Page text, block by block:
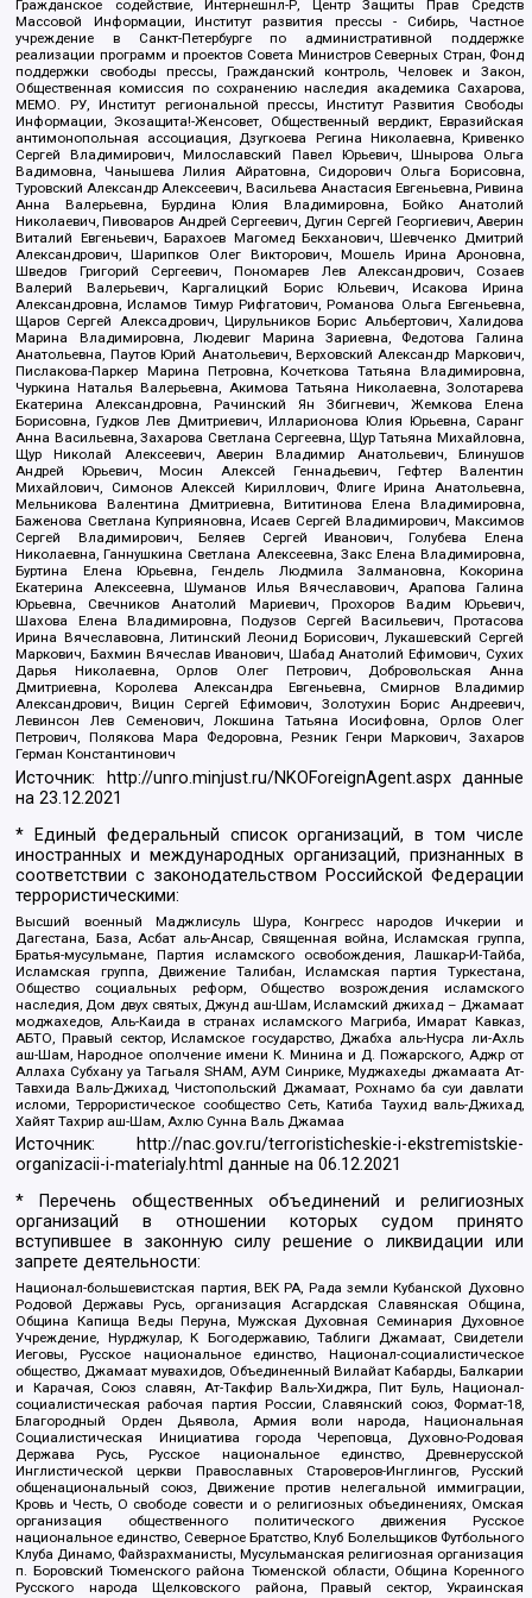
Гражданское содействие, Интернешнл-Р, Центр Защиты Прав Средств
Массовой Информации, Институт развития прессы - Сибирь, Частное
учреждение в Санкт-Петербурге по административной поддержке
реализации программ и проектов Совета Министров Северных Стран, Фонд
поддержки свободы прессы, Гражданский контроль, Человек и Закон,
Общественная комиссия по сохранению наследия академика Сахарова,
МЕМО. РУ, Институт региональной прессы, Институт Развития Свободы
Информации, Экозащита!-Женсовет, Общественный вердикт, Евразийская
антимонопольная ассоциация, Дзугкоева Регина Николаевна, Кривенко
Сергей Владимирович, Милославский Павел Юрьевич, Шнырова Ольга
Вадимовна, Чанышева Лилия Айратовна, Сидорович Ольга Борисовна,
Туровский Александр Алексеевич, Васильева Анастасия Евгеньевна, Ривина
Анна Валерьевна, Бурдина Юлия Владимировна, Бойко Анатолий
Николаевич, Пивоваров Андрей Сергеевич, Дугин Сергей Георгиевич, Аверин
Виталий Евгеньевич, Барахоев Магомед Бекханович, Шевченко Дмитрий
Александрович, Шарипков Олег Викторович, Мошель Ирина Ароновна,
Шведов Григорий Сергеевич, Пономарев Лев Александрович, Созаев
Валерий Валерьевич, Каргалицкий Борис Юльевич, Исакова Ирина
Александровна, Исламов Тимур Рифгатович, Романова Ольга Евгеньевна,
Щаров Сергей Алексадрович, Цирульников Борис Альбертович, Халидова
Марина Владимировна, Людевиг Марина Зариевна, Федотова Галина
Анатольевна, Паутов Юрий Анатольевич, Верховский Александр Маркович,
Пислакова-Паркер Марина Петровна, Кочеткова Татьяна Владимировна,
Чуркина Наталья Валерьевна, Акимова Татьяна Николаевна, Золотарева
Екатерина Александровна, Рачинский Ян Збигневич, Жемкова Елена
Борисовна, Гудков Лев Дмитриевич, Илларионова Юлия Юрьевна, Саранг
Анна Васильевна, Захарова Светлана Сергеевна, Щур Татьяна Михайловна,
Щур Николай Алексеевич, Аверин Владимир Анатольевич, Блинушов
Андрей Юрьевич, Мосин Алексей Геннадьевич, Гефтер Валентин
Михайлович, Симонов Алексей Кириллович, Флиге Ирина Анатольевна,
Мельникова Валентина Дмитриевна, Вититинова Елена Владимировна,
Баженова Светлана Куприяновна, Исаев Сергей Владимирович, Максимов
Сергей Владимирович, Беляев Сергей Иванович, Голубева Елена
Николаевна, Ганнушкина Светлана Алексеевна, Закс Елена Владимировна,
Буртина Елена Юрьевна, Гендель Людмила Залмановна, Кокорина
Екатерина Алексеевна, Шуманов Илья Вячеславович, Арапова Галина
Юрьевна, Свечников Анатолий Мариевич, Прохоров Вадим Юрьевич,
Шахова Елена Владимировна, Подузов Сергей Васильевич, Протасова
Ирина Вячеславовна, Литинский Леонид Борисович, Лукашевский Сергей
Маркович, Бахмин Вячеслав Иванович, Шабад Анатолий Ефимович, Сухих
Дарья Николаевна, Орлов Олег Петрович, Добровольская Анна
Дмитриевна, Королева Александра Евгеньевна, Смирнов Владимир
Александрович, Вицин Сергей Ефимович, Золотухин Борис Андреевич,
Левинсон Лев Семенович, Локшина Татьяна Иосифовна, Орлов Олег
Петрович, Полякова Мара Федоровна, Резник Генри Маркович, Захаров
Герман Константинович
Источник: http://unro.minjust.ru/NKOForeignAgent.aspxданные
на23.12.2021
* Единый федеральный список организаций, в том числе
иностранных и международных организаций, признанных в
соответствии с законодательством Российской Федерации
террористическими:
Высший военный Маджлисуль Шура, Конгресс народов Ичкерии и
Дагестана, База, Асбат аль-Ансар, Священная война, Исламская группа,
Братья-мусульмане, Партия исламского освобождения, Лашкар-И-Тайба,
Исламская группа, Движение Талибан, Исламская партия Туркестана,
Общество социальных реформ, Общество возрождения исламского
наследия, Дом двух святых, Джунд аш-Шам, Исламский джихад – Джамаат
моджахедов, Аль-Каида в странах исламского Магриба, Имарат Кавказ,
АБТО, Правый сектор, Исламское государство, Джабха аль-Нусра ли-Ахль
аш-Шам, Народное ополчение имени К. Минина и Д. Пожарского, Аджр от
Аллаха Субхану уа Тагьаля SHAM, АУМ Синрике, Муджахеды джамаата Ат-
Тавхида Валь-Джихад, Чистопольский Джамаат, Рохнамо ба суи давлати
исломи, Террористическое сообщество Сеть, Катиба Таухид валь-Джихад,
Хайят Тахрир аш-Шам, Ахлю Сунна Валь Джамаа
Источник:
http://nac.gov.ru/terroristicheskie-i-ekstremistskie-
organizacii-i-materialy.html данные на06.12.2021
* Перечень общественных объединений и религиозных
организаций в отношении которых судом принято
вступившее в законную силу решение о ликвидации или
запрете деятельности:
Национал-большевистская партия, ВЕК РА, Рада земли Кубанской Духовно
Родовой Державы Русь, организация Асгардская Славянская Община,
Община Капища Веды Перуна, Мужская Духовная Семинария Духовное
Учреждение, Нурджулар, К Богодержавию, Таблиги Джамаат, Свидетели
Иеговы, Русское национальное единство, Национал-социалистическое
общество, Джамаат мувахидов, Объединенный Вилайат Кабарды, Балкарии
и Карачая, Союз славян, Ат-Такфир Валь-Хиджра, Пит Буль, Национал-
социалистическая рабочая партия России, Славянский союз, Формат-18,
Благородный Орден Дьявола, Армия воли народа, Национальная
Социалистическая Инициатива города Череповца, Духовно-Родовая
Держава Русь, Русское национальное единство, Древнерусской
Инглистической церкви Православных Староверов-Инглингов, Русский
общенациональный союз, Движение против нелегальной иммиграции,
Кровь и Честь, О свободе совести и о религиозных объединениях, Омская
организация общественного политического движения Русское
национальное единство, Северное Братство, Клуб Болельщиков Футбольного
Клуба Динамо, Файзрахманисты, Мусульманская религиозная организация
п. Боровский Тюменского района Тюменской области, Община Коренного
Русского народа Щелковского района, Правый сектор, Украинская